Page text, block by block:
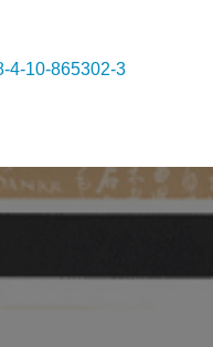
4-10-865302-3